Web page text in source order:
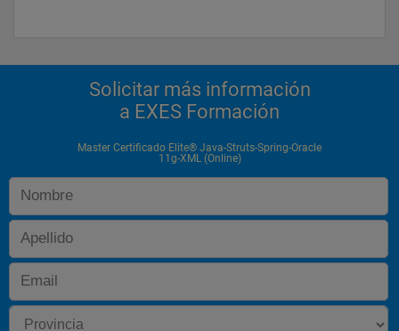
Solicitar más información
a EXES Formación
Master Certificado Elite® Java-Struts-Spring-Oracle
11g-XML (Online)